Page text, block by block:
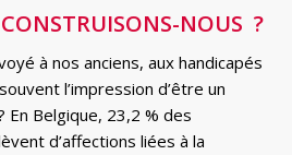
NOUS ?
à nos anciens, aux handicapés
l’impression d’être un
En Belgique, 23,2 % des
d’affections liées à la